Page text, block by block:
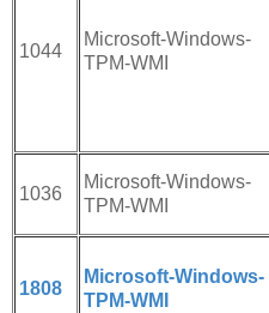
1044
Microsoft-Windows-
TPM-WMI
1036
Microsoft-Windows-
TPM-WMI
1808
Microsoft-Windows-
TPM-WMI